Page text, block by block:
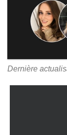
Dernière